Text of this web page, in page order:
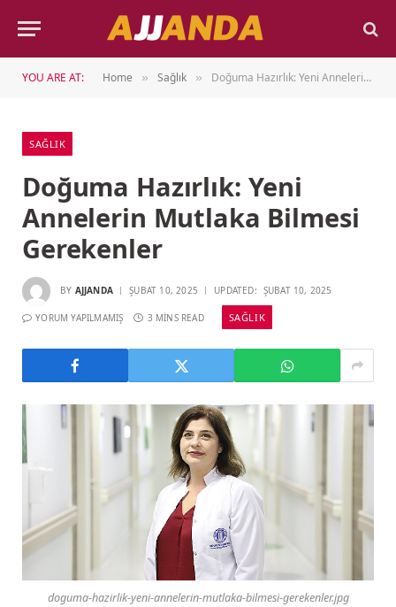
YOU ARE AT: Home » Sağlık » Doğuma Hazırlık: Yeni Annelerin Mutlaka Bilmesi Gerekenler
SAĞLIK
Doğuma Hazırlık: Yeni
Annelerin Mutlaka Bilmesi
Gerekenler
BY AJJANDA ŞUBAT 10, 2025 UPDATED: ŞUBAT 10, 2025
YORUM YAPILMAMIŞ 3 MINS READ SAĞLIK
doguma-hazirlik-yeni-annelerin-mutlaka-bilmesi-gerekenler.jpg